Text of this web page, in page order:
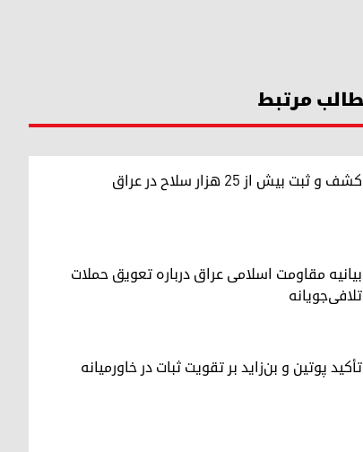
مرتبط
کشف و ثبت بیش از ۲۵ هزار سلاح در عراق
بیانیه مقاومت اسلامی عراق درباره تعویق حملات
تلافی‌جویانه
تأکید پوتین و بن‌زاید بر تقویت ثبات در خاورمیانه